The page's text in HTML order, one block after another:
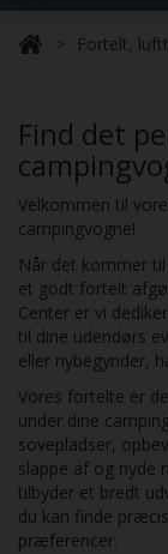
Fortelt,
Find det
Velkommen til
campingvogne!
Når det kommer
et godt fortelt
Center er vi
til dine udendørs
eller nybegynder,
Vores fortelte er
under dine
sovepladser,
slappe af og nyde
tilbyder et bredt
du kan finde
præferencer.